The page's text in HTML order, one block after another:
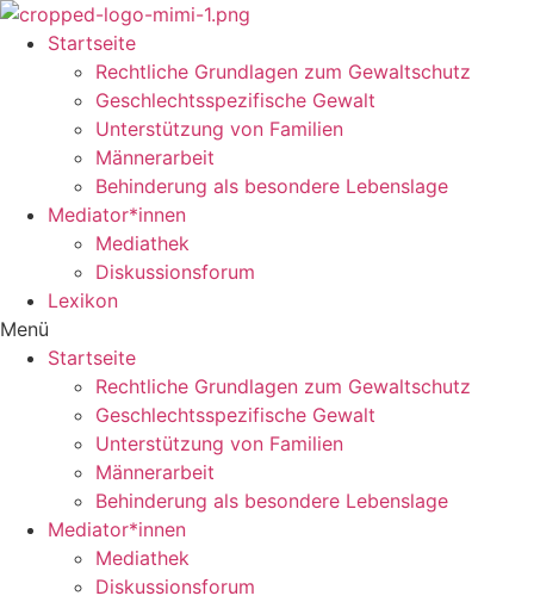
Startseite
Rechtliche Grundlagen zum Gewaltschutz
Geschlechtsspezifische Gewalt
Unterstützung von Familien
Männerarbeit
Behinderung als besondere Lebenslage
Mediator*innen
Mediathek
Diskussionsforum
Lexikon
Menü
Startseite
Rechtliche Grundlagen zum Gewaltschutz
Geschlechtsspezifische Gewalt
Unterstützung von Familien
Männerarbeit
Behinderung als besondere Lebenslage
Mediator*innen
Mediathek
Diskussionsforum